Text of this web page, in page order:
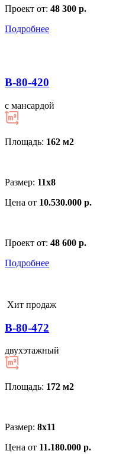
Проект от: 48 300 р.
Подробнее
В-80-420
с мансардой
Площадь: 162 м2
Размер: 11х8
Цена от 10.530.000 р.
Проект от: 48 600 р.
Подробнее
Хит продаж
В-80-472
двухэтажный
Площадь: 172 м2
Размер: 8х11
Цена от 11.180.000 р.